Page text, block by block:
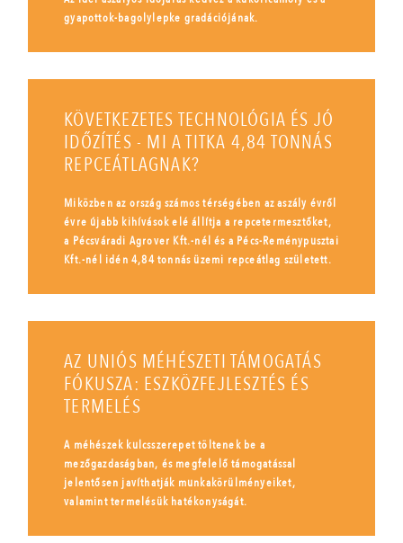
gyapottok-bagolylepke gradációjának.
KÖVETKEZETES TECHNOLÓGIA ÉS JÓ
IDŐZÍTÉS - MI A TITKA 4,84 TONNÁS
REPCEÁTLAGNAK?
Miközben az ország számos térségében az aszály évről
évre újabb kihívások elé állítja a repcetermesztőket,
a Pécsváradi Agrover Kft.-nél és a Pécs-Reménypusztai
Kft.-nél idén 4,84 tonnás üzemi repceátlag született.
AZ UNIÓS MÉHÉSZETI TÁMOGATÁS
FÓKUSZA: ESZKÖZFEJLESZTÉS ÉS
TERMELÉS
A méhészek kulcsszerepet töltenek be a
mezőgazdaságban, és megfelelő támogatással
jelentősen javíthatják munkakörülményeiket,
valamint termelésük hatékonyságát.